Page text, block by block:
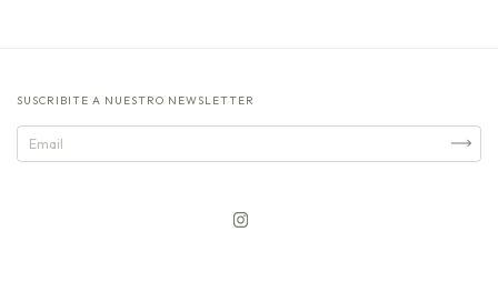
SUSCRIBITE A NUESTRO NEWSLETTER